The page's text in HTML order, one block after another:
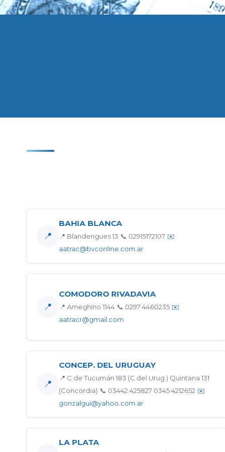
📍
BAHIA BLANCA
📍 Blandengues 13 📞 02915172107 ✉️
aatrac@bvconline.com.ar
📍
COMODORO RIVADAVIA
📍 Ameghino 1144 📞 0297 4460235 ✉️
aatracr@gmail.com
📍
CONCEP. DEL URUGUAY
📍 C.de Tucumán 183 (C.del Urug.) Quintana 131
(Concordia) 📞 03442 425827 0345 4212652 ✉️
gonzalgui@yahoo.com.ar
LA PLATA